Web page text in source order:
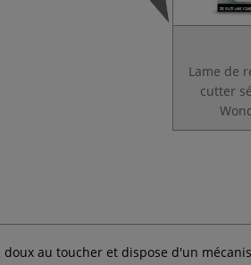
Lame de
cutter
au toucher et dispose d'un